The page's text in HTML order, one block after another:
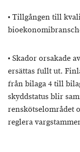
•Tillgången till
•Skador orsakade
ersättas fullt ut.
från bilaga 4 till
skyddstatus blir
renskötselområdet
reglera